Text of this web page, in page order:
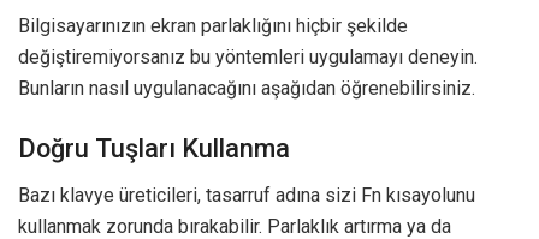
Bilgisayarınızın ekran parlaklığını hiçbir şekilde
değiştiremiyorsanız bu yöntemleri uygulamayı deneyin.
Bunların nasıl uygulanacağını aşağıdan öğrenebilirsiniz.
Doğru Tuşları Kullanma
Bazı klavye üreticileri, tasarruf adına sizi Fn kısayolunu
kullanmak zorunda bırakabilir. Parlaklık artırma ya da